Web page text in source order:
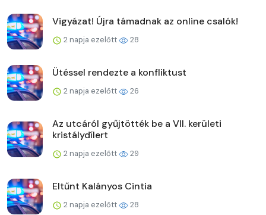
Vigyázat! Újra támadnak az online csalók!
2 napja ezelőtt 28
Ütéssel rendezte a konfliktust
2 napja ezelőtt 26
Az utcáról gyűjtötték be a VII. kerületi
kristálydílert
2 napja ezelőtt 29
Eltűnt Kalányos Cintia
2 napja ezelőtt 28